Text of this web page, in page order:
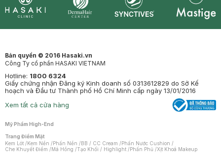
Bản quyền © 2016 Hasaki.vn
Công Ty cổ phần HASAKI VIETNAM
Hotline: 1800 6324
Giấy chứng nhận Đăng ký Kinh doanh số 0313612829 do Sở Kế
hoạch và Đầu tư Thành phố Hồ Chí Minh cấp ngày 13/01/2016
Xem tất cả cửa hàng
Mỹ Phẩm High-End
Trang Điểm Mặt
Kem Lót /Kem Nền /Phấn Nền /BB / CC Cream /Phấn Nước Cushion /
Che Khuyết Điểm /Má Hồng /Tạo Khối / Highlight /Phấn Phủ /Xịt Khoá Makeup